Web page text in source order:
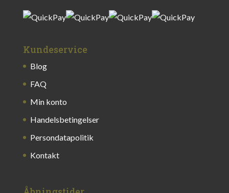
Kundeservice
Blog
FAQ
Min konto
Handelsbetingelser
Persondatapolitik
Kontakt